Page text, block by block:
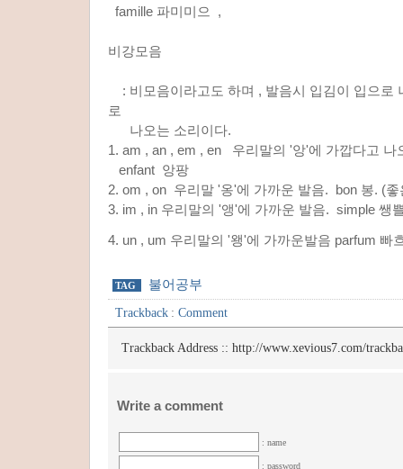
famille 파미미으 ,
비강모음
: 비모음이라고도 하며 , 발음시 입김이 입으로
로
나오는 소리이다.
1. am , an , em , en 우리말의 '앙'에 가깝다고
enfant 앙팡
2. om , on 우리말 '옹'에 가까운 발음. bon 봉. (좋
3. im , in 우리말의 '앵'에 가까운 발음. simple 쌩
4. un , um 우리말의 '왱'에 가까운발음 parfum 빠
TAG 불어공부
Trackback : Comment
Trackback Address :: http://www.xevious7.com/
Write a comment
: name
: password